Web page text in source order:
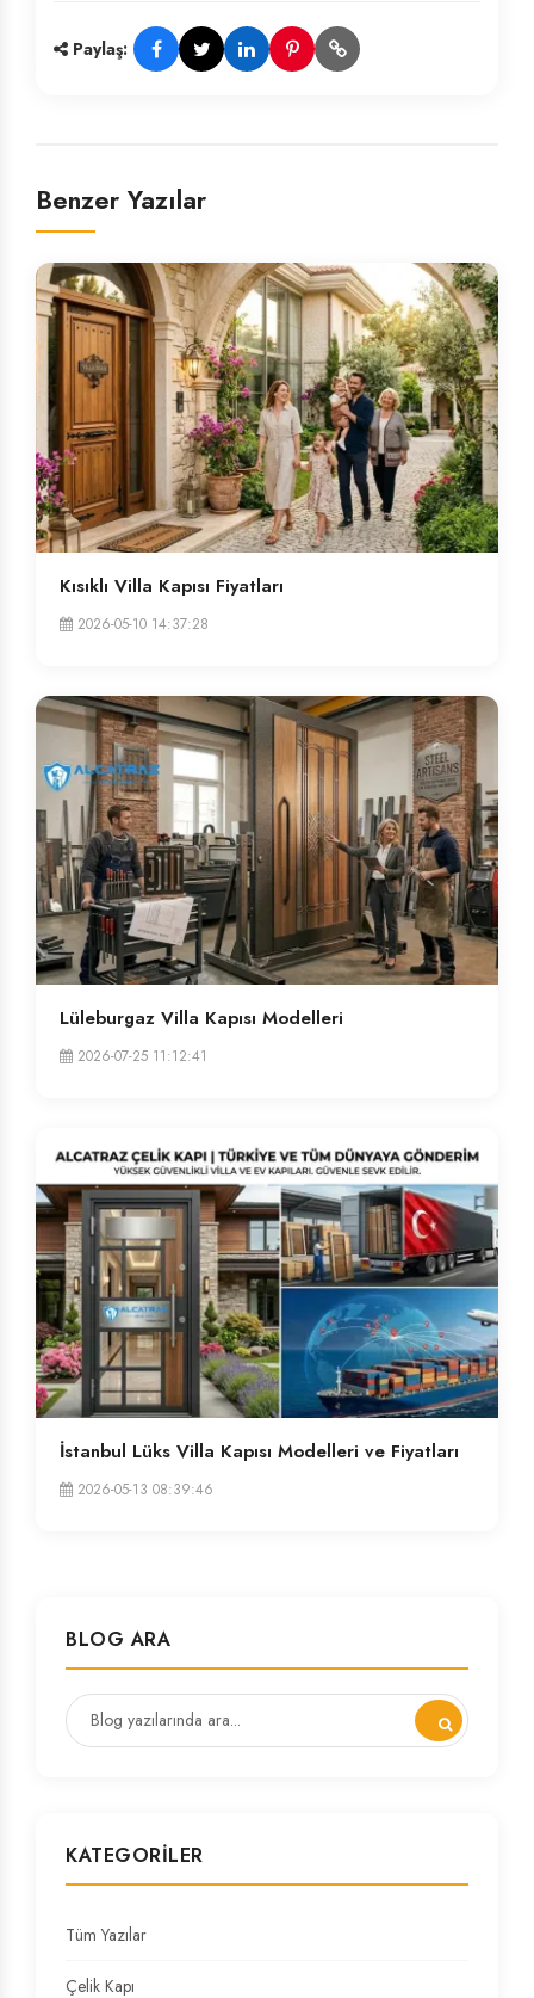
Paylaş:
Benzer Yazılar
Kısıklı Villa Kapısı Fiyatları
2026-05-10 14:37:28
Lüleburgaz Villa Kapısı Modelleri
2026-07-25 11:12:41
İstanbul Lüks Villa Kapısı Modelleri ve Fiyatları
2026-05-13 08:39:46
BLOG ARA
KATEGORILER
Tüm Yazılar
Çelik Kapı